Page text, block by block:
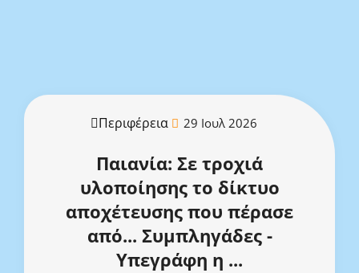
Περιφέρεια 29 Ιουλ 2026
Παιανία: Σε τροχιά
υλοποίησης το δίκτυο
αποχέτευσης που πέρασε
από... Συμπληγάδες -
Υπεγράφη η ...